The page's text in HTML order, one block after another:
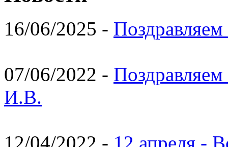
16/06/2025 -
07/06/2022 -
И.В.